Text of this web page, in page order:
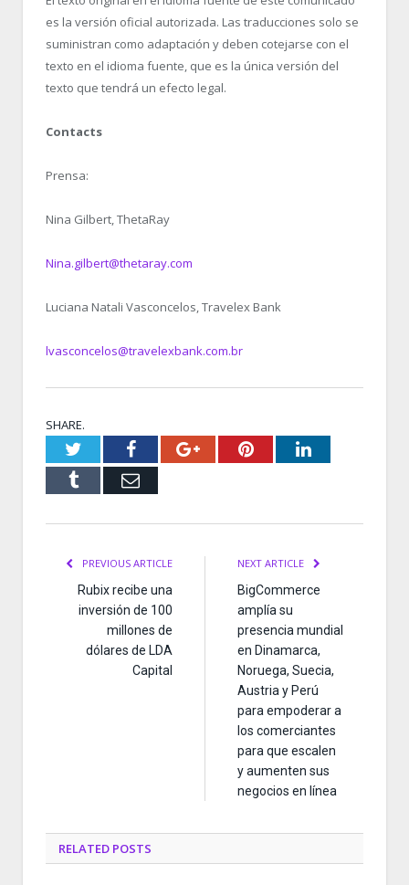
es la versión oficial autorizada. Las traducciones solo se
suministran como adaptación y deben cotejarse con el
texto en el idioma fuente, que es la única versión del
texto que tendrá un efecto legal.
Contacts
Prensa:
Nina Gilbert, ThetaRay
Nina.gilbert@thetaray.com
Luciana Natali Vasconcelos, Travelex Bank
lvasconcelos@travelexbank.com.br
SHARE.
TwitterFacebookGoogle+PinterestLinkedIn
Tumblr Email
PREVIOUS ARTICLE
Rubix recibe una
inversión de 100
millones de
dólares de LDA
Capital
NEXT ARTICLE
BigCommerce
amplía su
presencia mundial
en Dinamarca,
Noruega, Suecia,
Austria y Perú
para empoderar a
los comerciantes
para que escalen
y aumenten sus
negocios en línea
RELATED POSTS